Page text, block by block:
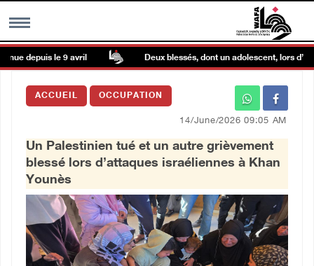
MENU
Galerie d’images
Centre palestinien
العربية
depuis le 9 avril Deux blessés, dont un adolescent, lors d’une
ACCUEIL OCCUPATION
14/June/2026 09:05 AM
Un Palestinien tué et un autre grièvement
blessé lors d’attaques israéliennes à Khan
Younès